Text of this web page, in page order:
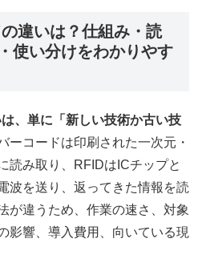
違いは？仕組み・読
使い分けをわかりやす
、単に「新しい技術か古い技
ーコードは印刷された一次元・
読み取り、RFIDはICチップと
波を送り、返ってきた情報を読
が違うため、作業の速さ、対象
影響、導入費用、向いている現